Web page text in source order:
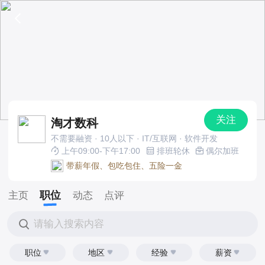
淘才数科 关注
不需要融资 · 10人以下 · IT/互联网 · 软件开发
上午09:00-下午17:00
排班轮休
偶尔加班
带薪年假、包吃包住、五险一金
主页 职位 动态 点评
请输入搜索内容
职位 地区 经验 薪资